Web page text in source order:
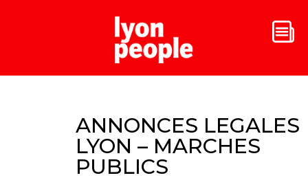
ANNONCES LEGALES
LYON – MARCHES
PUBLICS